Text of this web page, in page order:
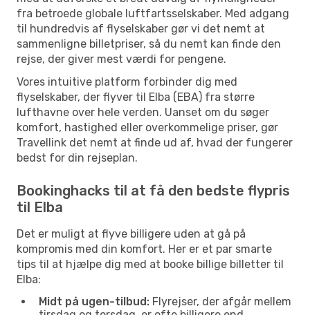
fra betroede globale luftfartsselskaber. Med adgang
til hundredvis af flyselskaber gør vi det nemt at
sammenligne billetpriser, så du nemt kan finde den
rejse, der giver mest værdi for pengene.
Vores intuitive platform forbinder dig med
flyselskaber, der flyver til Elba (EBA) fra større
lufthavne over hele verden. Uanset om du søger
komfort, hastighed eller overkommelige priser, gør
Travellink det nemt at finde ud af, hvad der fungerer
bedst for din rejseplan.
Bookinghacks til at få den bedste flypris
til Elba
Det er muligt at flyve billigere uden at gå på
kompromis med din komfort. Her er et par smarte
tips til at hjælpe dig med at booke billige billetter til
Elba:
Midt på ugen-tilbud: Flyrejser, der afgår mellem